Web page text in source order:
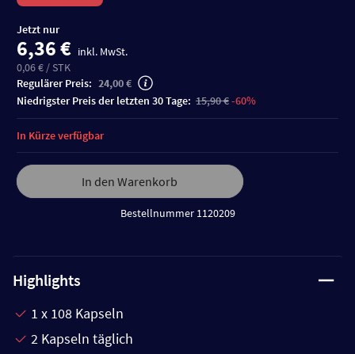
Jetzt nur
6,36 € inkl. MwSt.
0,06 € / STK
Regulärer Preis: 24,00 €
niedrigster Preis der letzten 30 Tage: 15,90 €-60%
In den Warenkorb
Bestellnummer 1120209
In Kürze verfügbar
Highlights
1 x 108 Kapseln
2 Kapseln täglich